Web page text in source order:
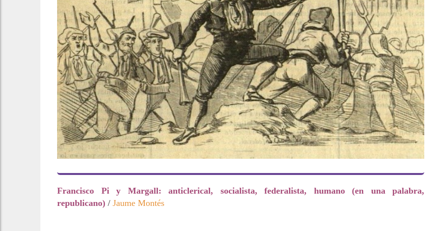
Francisco Pi y Margall: anticlerical, socialista, federalista, humano (en una palabra,
republicano) / Jaume Montés